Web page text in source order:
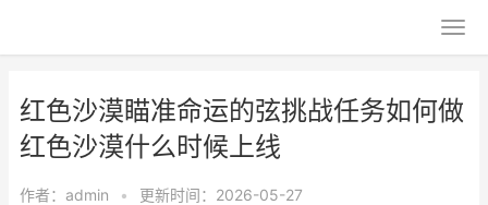
红色沙漠瞄准命运的弦挑战任务如何做
红色沙漠什么时候上线
作者： admin • 更新时间：2026-05-27